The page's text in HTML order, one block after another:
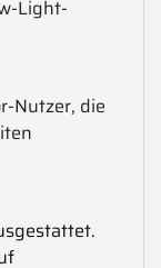
Light-
Nutzer, die